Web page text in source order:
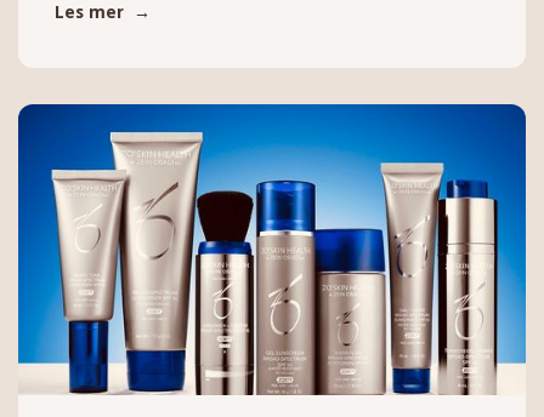
Les mer →